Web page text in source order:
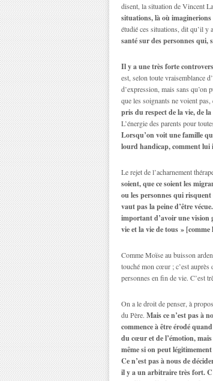
disent, la situation de Vincent
situations, là où
étudié ces situations, dit qu’il y
santé sur des personnes qui,
Il y a une très forte
est, selon toute vraisemblance
d’expression, mais sans qu’on
que les soignants ne voient
pris du respect de la vie, de
L’énergie des parents pour
Lorsqu’on voit une famille
lourd handicap, comment lui
Le rejet de l’acharnement
soient, que ce soient les
ou les personnes qui risquent
vaut pas la peine d’être
important d’avoir une vision
vie et la vie de tous »
Comme Moïse au buisson
touché mon cœur ; c’est auprès
personnes en fin de vie. C’est
On a le droit de penser, à
du Père. Mais ce n’est pas à
commence à être érodé
du cœur et de l’émotion,
même si on peut
Ce n’est pas à nous de
il y a un arbitraire très fort.